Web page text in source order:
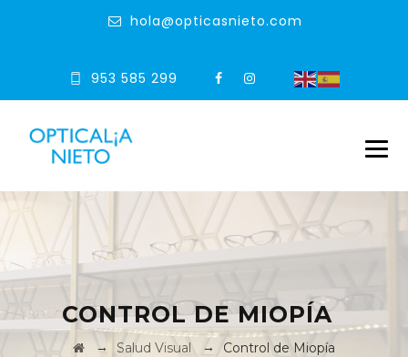
hola@opticasnieto.com
953 585 299
CONTROL DE MIOPÍA
→ Salud Visual → Control de Miopía